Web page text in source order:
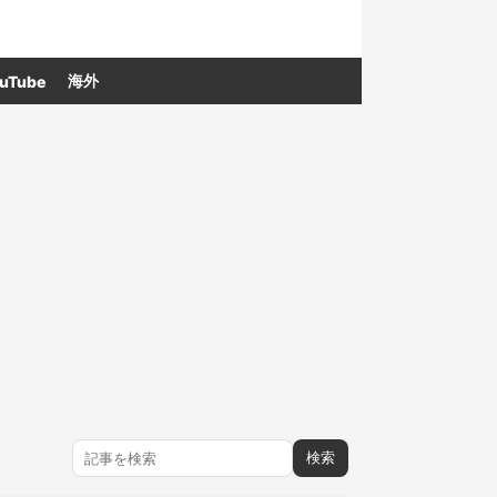
海外
検索